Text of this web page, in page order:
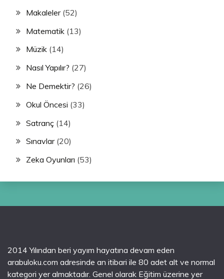
Makaleler(52)
Matematik (13)
Müzik (14)
Nasıl Yapılır? (27)
Ne Demektir? (26)
Okul Öncesi (33)
Satranç (14)
Sınavlar(20)
Zeka Oyunları (53)
2014 Yılından beri yayım hayatına devam eden
arabuloku.com adresinde an itibari ile 80 adet alt ve normal
kategori yer almaktadır. Genel olarak Eğitim üzerine yer